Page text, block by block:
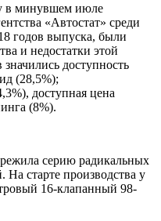
в минувшем июле
«Автостат» среди
годов выпуска, были
и недостатки этой
доступность
(28,5%);
доступная цена
(8%).
серию радикальных
На старте производства у
16-клапанный 98-